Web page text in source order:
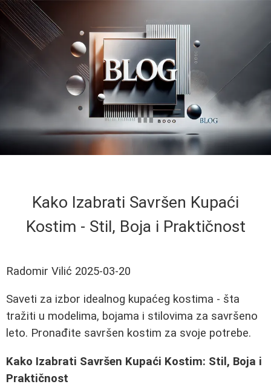
Kako Izabrati Savršen Kupaći
Kostim - Stil, Boja i Praktičnost
Radomir Vilić 2025-03-20
Saveti za izbor idealnog kupaćeg kostima - šta
tražiti u modelima, bojama i stilovima za savršeno
leto. Pronađite savršen kostim za svoje potrebe.
Kako Izabrati Savršen Kupaći Kostim: Stil, Boja i
Praktičnost